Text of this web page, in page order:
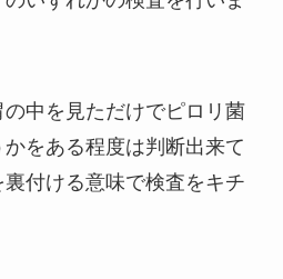
中を見ただけでピロリ菌
をある程度は判断出来て
付ける意味で検査をキチ